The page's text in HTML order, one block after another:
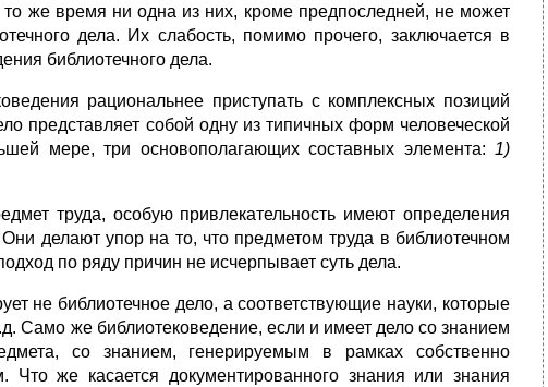
же время ни одна из них, кроме предпоследней, не может
дела. Их слабость, помимо прочего, заключается в
библиотечного дела.
рациональнее приступать с комплексных позиций
представляет собой одну из типичных форм человеческой
мере, три основополагающих составных элемента: 1)
труда, особую привлекательность имеют определения
делают упор на то, что предметом труда в библиотечном
по ряду причин не исчерпывает суть дела.
не библиотечное дело, а соответствующие науки, которые
Само же библиотековедение, если и имеет дело со знанием
со знанием, генерируемым в рамках собственно
Что же касается документированного знания или знания